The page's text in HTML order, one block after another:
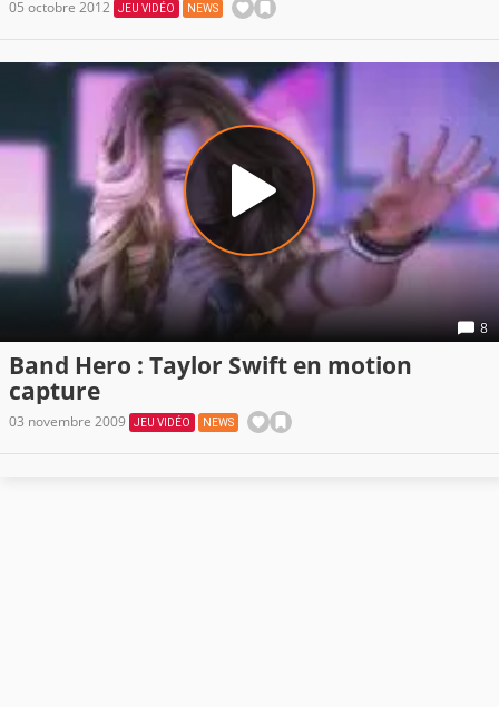
05 octobre 2012 JEU VIDÉO NEWS
8
Band Hero : Taylor Swift en motion
capture
03 novembre 2009 JEU VIDÉO NEWS